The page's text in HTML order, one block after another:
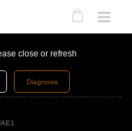
close or refresh
Diagnosis